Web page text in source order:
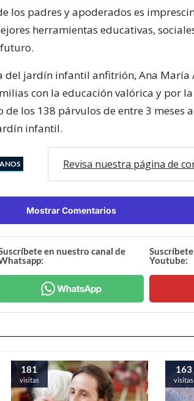
los padres y apoderados es
herramientas educativas,
del jardín infantil anfitrión, Ana María
con la educación valórica y por
los 138 párvulos de entre 3 meses
infantil.
Revisa nuestra página de
Mostrar Comentarios
en nuestro canal de
Youtube:
181
visitas
163
visitas